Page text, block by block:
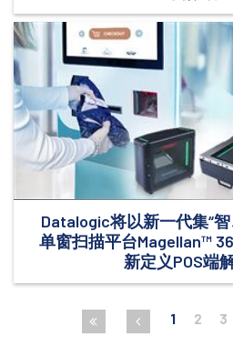
Datalogic将以新一代集“
单窗扫描平台Magellan™
新定义POS端
1 2 3